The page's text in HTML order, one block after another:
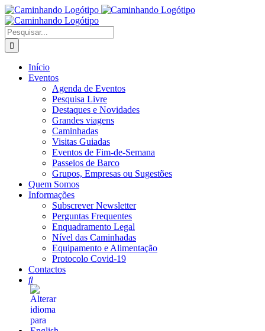
Saltar
para
o
conteúdo
Pesquisar
Início
Eventos
Agenda de Eventos
Pesquisa Livre
Destaques e Novidades
Grandes viagens
Caminhadas
Visitas Guiadas
Eventos de Fim-de-Semana
Passeios de Barco
Grupos, Empresas ou Sugestões
Quem Somos
Informações
Subscrever Newsletter
Perguntas Frequentes
Enquadramento Legal
Nível das Caminhadas
Equipamento e Alimentação
Protocolo Covid-19
Contactos